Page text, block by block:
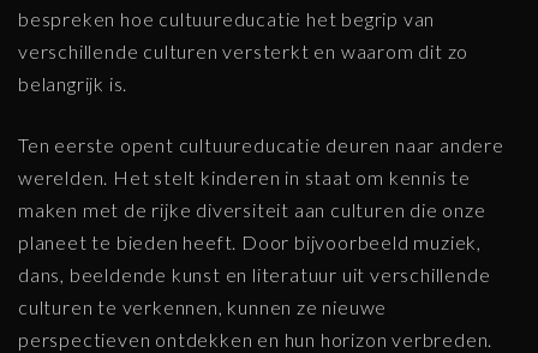
bespreken hoe cultuureducatie het begrip van
verschillende culturen versterkt en waarom dit zo
belangrijk is.
Ten eerste opent cultuureducatie deuren naar andere
werelden. Het stelt kinderen in staat om kennis te
maken met de rijke diversiteit aan culturen die onze
planeet te bieden heeft. Door bijvoorbeeld muziek,
dans, beeldende kunst en literatuur uit verschillende
culturen te verkennen, kunnen ze nieuwe
perspectieven ontdekken en hun horizon verbreden.